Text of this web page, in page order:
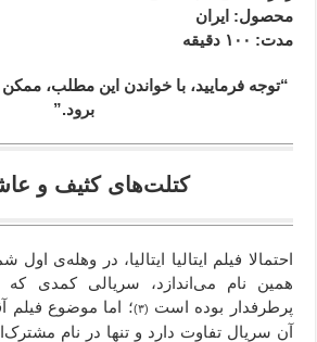
محصول: ایران
مدت: ۱۰۰ دقیقه
“توجه فرمایید،‌ با خواندن این مطلب،
برود.”
کتلت‌های کثیف و
احتمالا فیلم ایتالیا ایتالیا، در وهله‌ی اول
همین نام می‌اندازد، سریالی کمدی که
پرطرفدار بوده است (۳)
؛ اما موضوع فیلم
آن سریال تفاوت دارد و تنها در نام